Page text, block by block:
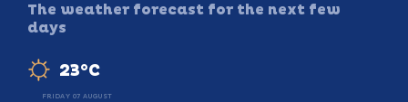
The weather forecast for the next few
days
23°C
FRIDAY 07 AUGUST